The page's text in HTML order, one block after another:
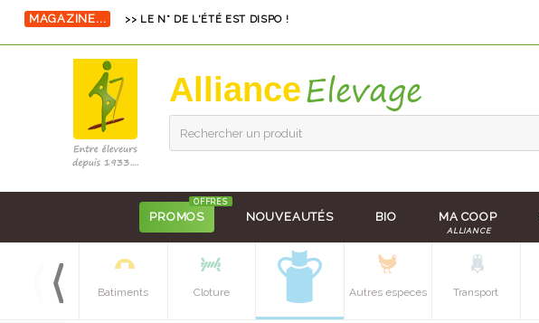
MAGAZINE... >> LE N° DE L'ÉTÉ EST DISPO !
Alliance
Rechercher un produit
PROMOS
OFFRES
NOUVEAUTÉS BIO MA COOP
ALLIANCE
Equipements
Batiments Cloture Autres especes Transport